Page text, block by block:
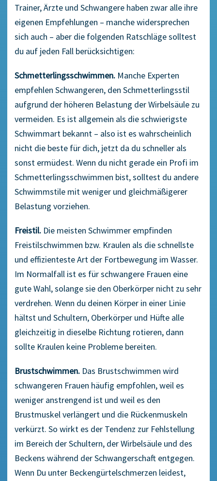
Trainer, Ärzte und Schwangere haben zwar alle ihre
eigenen Empfehlungen – manche widersprechen
sich auch – aber die folgenden Ratschläge solltest
du auf jeden Fall berücksichtigen:
Schmetterlingsschwimmen. Manche Experten
empfehlen Schwangeren, den Schmetterlingsstil
aufgrund der höheren Belastung der Wirbelsäule zu
vermeiden. Es ist allgemein als die schwierigste
Schwimmart bekannt – also ist es wahrscheinlich
nicht die beste für dich, jetzt da du schneller als
sonst ermüdest. Wenn du nicht gerade ein Profi im
Schmetterlingsschwimmen bist, solltest du andere
Schwimmstile mit weniger und gleichmäßigerer
Belastung vorziehen.
Freistil. Die meisten Schwimmer empfinden
Freistilschwimmen bzw. Kraulen als die schnellste
und effizienteste Art der Fortbewegung im Wasser.
Im Normalfall ist es für schwangere Frauen eine
gute Wahl, solange sie den Oberkörper nicht zu sehr
verdrehen. Wenn du deinen Körper in einer Linie
hältst und Schultern, Oberkörper und Hüfte alle
gleichzeitig in dieselbe Richtung rotieren, dann
sollte Kraulen keine Probleme bereiten.
Brustschwimmen. Das Brustschwimmen wird
schwangeren Frauen häufig empfohlen, weil es
weniger anstrengend ist und weil es den
Brustmuskel verlängert und die Rückenmuskeln
verkürzt. So wirkt es der Tendenz zur Fehlstellung
im Bereich der Schultern, der Wirbelsäule und des
Beckens während der Schwangerschaft entgegen.
Wenn Du unter Beckengürtelschmerzen leidest,